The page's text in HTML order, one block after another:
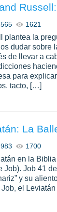
1621
plantea la
dudar sobre
de llevar a
para
tacto, […]
La
1700
en la
Job). Job 41
y su
el